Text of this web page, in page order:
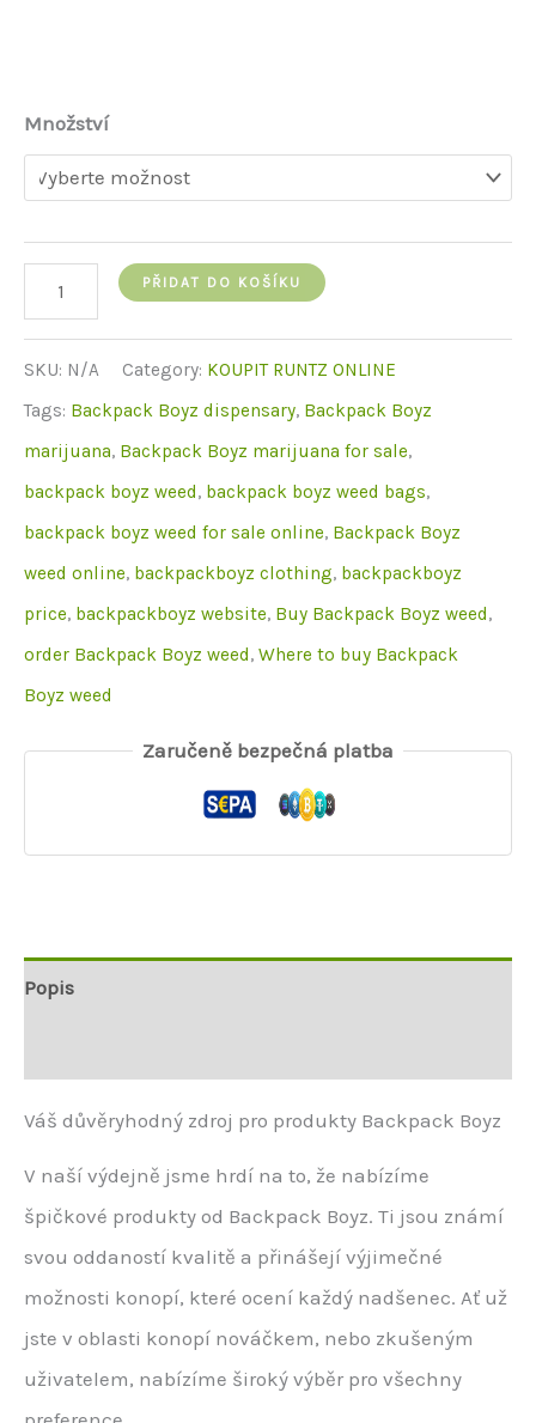
Množství
backpack
boyz
množství
PŘIDAT DO KOŠÍKU
SKU: N/A Category: KOUPIT RUNTZ ONLINE
Tags: Backpack Boyz dispensary, Backpack Boyz
marijuana, Backpack Boyz marijuana for sale,
backpack boyz weed, backpack boyz weed bags,
backpack boyz weed for sale online, Backpack Boyz
weed online, backpackboyz clothing, backpackboyz
price, backpackboyz website, Buy Backpack Boyz weed,
order Backpack Boyz weed, Where to buy Backpack
Boyz weed
Zaručeně bezpečná platba
Popis
Váš důvěryhodný zdroj pro produkty Backpack Boyz
V naší výdejně jsme hrdí na to, že nabízíme
špičkové produkty od Backpack Boyz. Ti jsou známí
svou oddaností kvalitě a přinášejí výjimečné
možnosti konopí, které ocení každý nadšenec. Ať už
jste v oblasti konopí nováčkem, nebo zkušeným
uživatelem, nabízíme široký výběr pro všechny